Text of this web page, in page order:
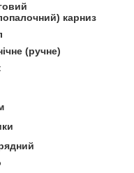
карниз
(ручне)